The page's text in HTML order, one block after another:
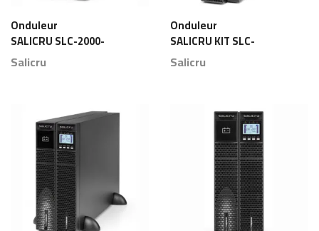
Onduleur
SALICRU SLC-2000-
TWIN PRO2 – IEC
Maroc
Salicru
Onduleur
SALICRU KIT SLC-
10000-TWIN RT2
Maroc
Salicru